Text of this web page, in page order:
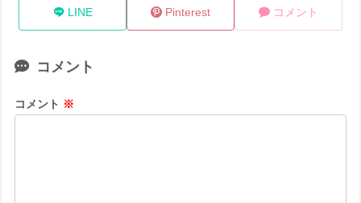
LINE Pinterest コメント
コメント
コメント ※